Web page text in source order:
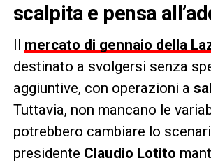
scalpita e pensa
Il mercato di gennaio della
destinato a svolgersi senza
aggiuntive, con operazioni a
Tuttavia, non mancano le
potrebbero cambiare lo
presidente Claudio Lotito